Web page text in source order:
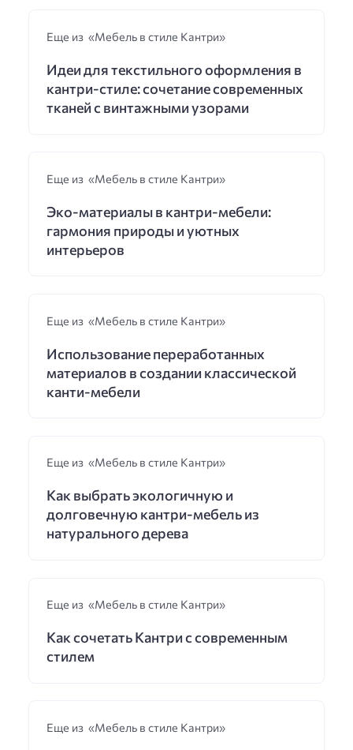
Еще из «Мебель в стиле Кантри»
Идеи для текстильного оформления в
кантри-стиле: сочетание современных
тканей с винтажными узорами
Еще из «Мебель в стиле Кантри»
Эко-материалы в кантри-мебели:
гармония природы и уютных
интерьеров
Еще из «Мебель в стиле Кантри»
Использование переработанных
материалов в создании классической
канти-мебели
Еще из «Мебель в стиле Кантри»
Как выбрать экологичную и
долговечную кантри-мебель из
натурального дерева
Еще из «Мебель в стиле Кантри»
Как сочетать Кантри с современным
стилем
Еще из «Мебель в стиле Кантри»